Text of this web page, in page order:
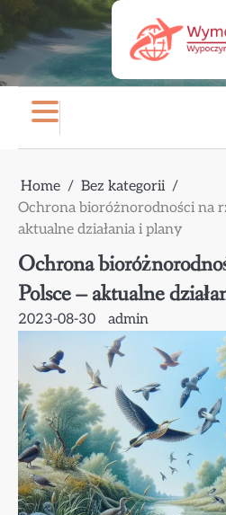
content
Home
Bez kategorii
Ochrona bioróżnorodności na
aktualne działania i plany
Ochrona
Polsce – aktualne
2023-08-30 admin